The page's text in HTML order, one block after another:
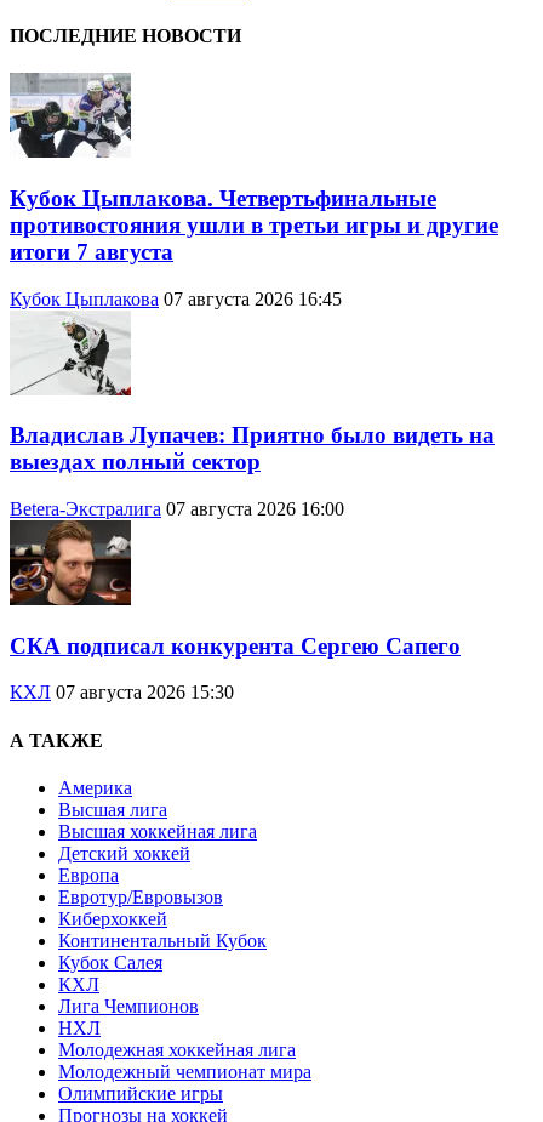
ПОСЛЕДНИЕ НОВОСТИ
Кубок Цыплакова. Четвертьфинальные
противостояния ушли в третьи игры и другие
итоги 7 августа
Кубок Цыплакова 07 августа 2026 16:45
Владислав Лупачев: Приятно было видеть на
выездах полный сектор
Betera-Экстралига 07 августа 2026 16:00
СКА подписал конкурента Сергею Сапего
КХЛ 07 августа 2026 15:30
А ТАКЖЕ
Америка
Высшая лига
Высшая хоккейная лига
Детский хоккей
Европа
Евротур/Евровызов
Киберхоккей
Континентальный Кубок
Кубок Салея
КХЛ
Лига Чемпионов
НХЛ
Молодежная хоккейная лига
Молодежный чемпионат мира
Олимпийские игры
Прогнозы на хоккей